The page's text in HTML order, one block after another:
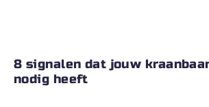
8 signalen dat jouw
nodig heeft